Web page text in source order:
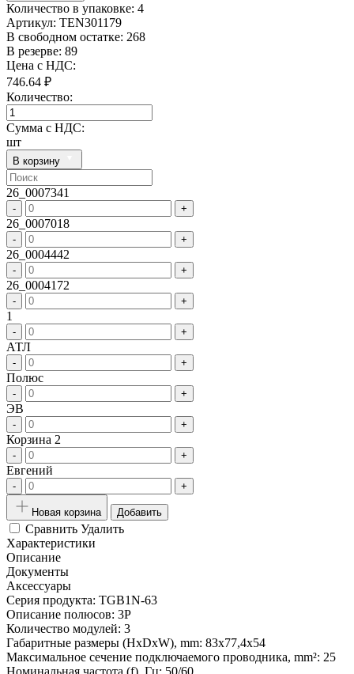
Количество в упаковке: 4
Артикул: TEN301179
В свободном остатке: 268
В резерве: 89
Цена с НДС:
746.64 ₽
Количество:
Сумма с НДС:
шт
В корзину
26_0007341
- +
26_0007018
- +
26_0004442
- +
26_0004172
- +
1
- +
АТЛ
- +
Полюс
- +
ЭВ
- +
Корзина 2
- +
Евгений
- +
Новая корзина Добавить
Сравнить Удалить
Характеристики
Описание
Документы
Аксессуары
Серия продукта: TGB1N-63
Описание полюсов: 3P
Количество модулей: 3
Габаритные размеры (HxDxW), mm: 83x77,4x54
Максимальное сечение подключаемого проводника, mm²: 25
Номинальная частота (f), Гц: 50/60